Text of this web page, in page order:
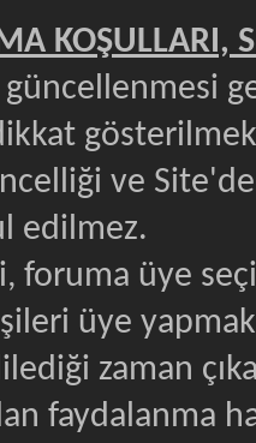
KOŞULLARI,
ve
edilmez.
foruma üye
üye
zaman
faydalanma